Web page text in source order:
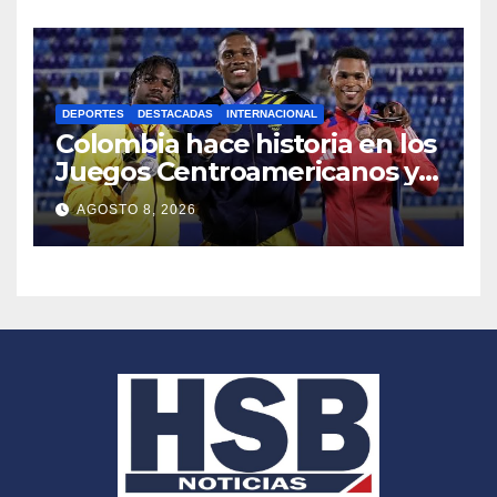
DEPORTES DESTACADAS INTERNACIONAL
Colombia hace historia en los
Juegos Centroamericanos y
del Caribe 2026
AGOSTO 8, 2026